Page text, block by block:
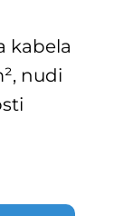
kabela
nudi